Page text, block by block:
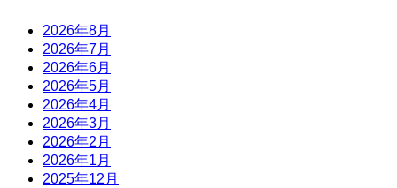
2026年8月
2026年7月
2026年6月
2026年5月
2026年4月
2026年3月
2026年2月
2026年1月
2025年12月